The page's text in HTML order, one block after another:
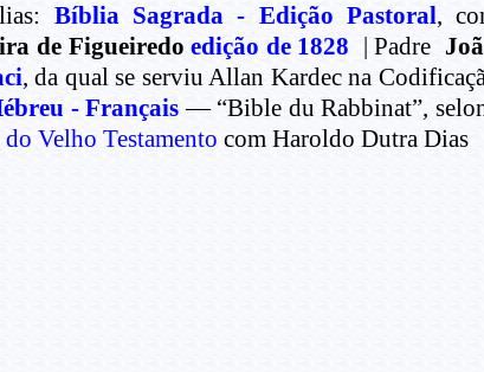
Bíblia Sagrada - Edição Pastoral,
de Figueiredoedição de 1828 | Padre
, da qual se serviu Allan Kardec na
- Français — “Bible du Rabbinat”,
Velho Testamento com Haroldo Dutra Dias